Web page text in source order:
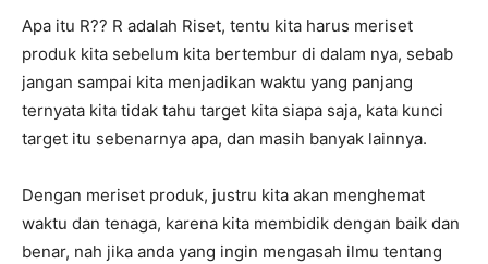
Apa itu R?? R adalah Riset, tentu kita harus meriset
produk kita sebelum kita bertembur di dalam nya, sebab
jangan sampai kita menjadikan waktu yang panjang
ternyata kita tidak tahu target kita siapa saja, kata kunci
target itu sebenarnya apa, dan masih banyak lainnya.
Dengan meriset produk, justru kita akan menghemat
waktu dan tenaga, karena kita membidik dengan baik dan
benar, nah jika anda yang ingin mengasah ilmu tentang